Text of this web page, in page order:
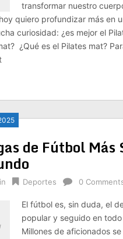
transformar nuestro
quiero profundizar más en
curiosidad: ¿es mejor el
¿Qué es el Pilates mat?
de Fútbol Más
Deportes 0
El fútbol es, sin duda, el
popular y seguido en
Millones de aficionados